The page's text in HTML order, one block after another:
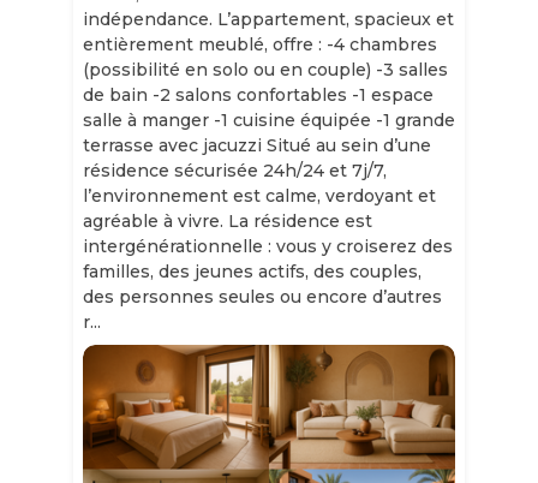
indépendance. L’appartement, spacieux et
entièrement meublé, offre : -4 chambres
(possibilité en solo ou en couple) -3 salles
de bain -2 salons confortables -1 espace
salle à manger -1 cuisine équipée -1 grande
terrasse avec jacuzzi Situé au sein d’une
résidence sécurisée 24h/24 et 7j/7,
l’environnement est calme, verdoyant et
agréable à vivre. La résidence est
intergénérationnelle : vous y croiserez des
familles, des jeunes actifs, des couples,
des personnes seules ou encore d’autres
r...
Slide 1 of 11